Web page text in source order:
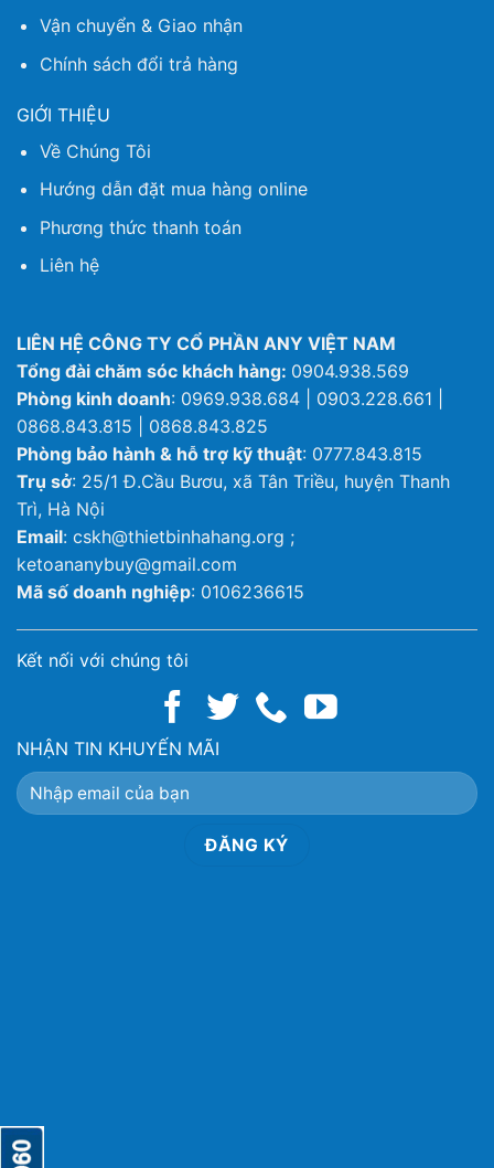
Vận chuyển & Giao nhận
Chính sách đổi trả hàng
GIỚI THIỆU
Về Chúng Tôi
Hướng dẫn đặt mua hàng online
Phương thức thanh toán
Liên hệ
LIÊN HỆ CÔNG TY CỔ PHẦN ANY VIỆT NAM
Tổng đài chăm sóc khách hàng: 0904.938.569
Phòng kinh doanh: 0969.938.684 | 0903.228.661 |
0868.843.815 | 0868.843.825
Phòng bảo hành & hỗ trợ kỹ thuật: 0777.843.815
Trụ sở: 25/1 Đ.Cầu Bươu, xã Tân Triều, huyện Thanh
Trì, Hà Nội
Email: cskh@thietbinhahang.org ;
ketoananybuy@gmail.com
Mã số doanh nghiệp: 0106236615
Kết nối với chúng tôi
NHẬN TIN KHUYẾN MÃI